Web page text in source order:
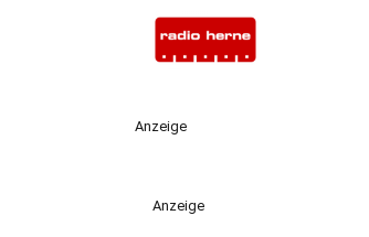
Anzeige
Anzeige